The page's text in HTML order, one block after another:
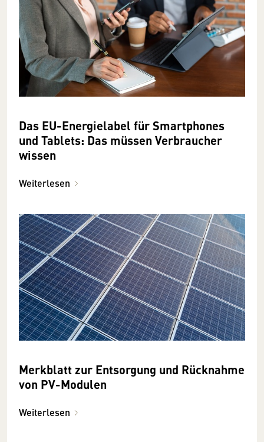
Das EU-Energielabel für Smartphones
und Tablets: Das müssen Verbraucher
wissen
Weiterlesen
Merkblatt zur Entsorgung und Rücknahme
von PV-Modulen
Weiterlesen